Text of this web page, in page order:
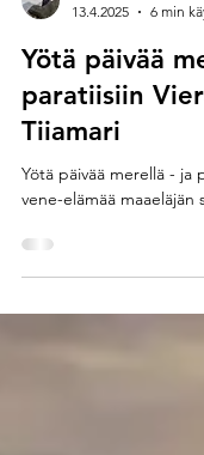
13.4.2025
6 min
Yötä päivää
paratiisiin
Tiiamari
Yötä päivää merellä - ja
vene-elämää maaeläjän